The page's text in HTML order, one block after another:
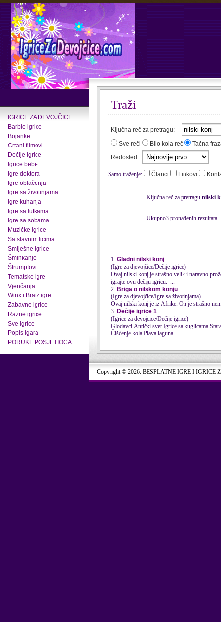
IGRICE ZA DEVOJČICE
Barbie igrice
Bojanke
Crtani filmovi
Dečije igrice
Igrice bebe
Igre doktora
Igre oblačenja
Igre sa životinjama
Igre kuhanja
Igre sa lutkama
Igre sa sobama
Muzičke igrice
Sa slavnim licima
Smiješne igrice
Šminkanje
Štrumpfovi
Tematske igre
Vjenčanja
Winx i Bratz igre
Zabavne igrice
Razne igrice
Sve igrice
Popis igara
PORUKE POSJETIOCA
Traži
Ključna reč za pretragu:
Sve reči
Bilo koja reč
Tačna
Redosled:
Samo traženje: Članci Linkovi
Ključna reč za pretragu nilski
Ukupno3 pronađenih rezultata.
1. Gladni nilski konj
(Igre za djevojčice/Dečije igrice)
Ovaj nilski konj je strašno velik i naravno
igrajte ovu dečiju igricu. ...
2. Briga o nilskom konju
(Igre za djevojčice/Igre sa životinjama)
Ovaj nilski konj je iz Afrike. On je strašno
3. Dečije igrice 1
(Igrice za devojcice/Dečije igrice)
Čišćenje kola Plava laguna ...
Copyright © 2026. BESPLATNE IGRE I IGRICE